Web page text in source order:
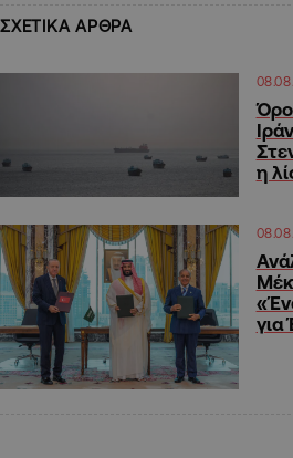
ΣΧΕΤΙΚΑ ΑΡΘΡΑ
η
για